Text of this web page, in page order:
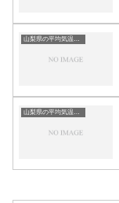
山梨県の平均気温まとめ
山梨県の平均気温まとめ